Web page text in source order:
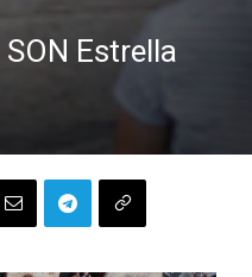
Estrella